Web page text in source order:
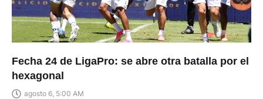
Fecha 24 de LigaPro: se abre otra batalla por el
hexagonal
agosto 6, 5:00 AM